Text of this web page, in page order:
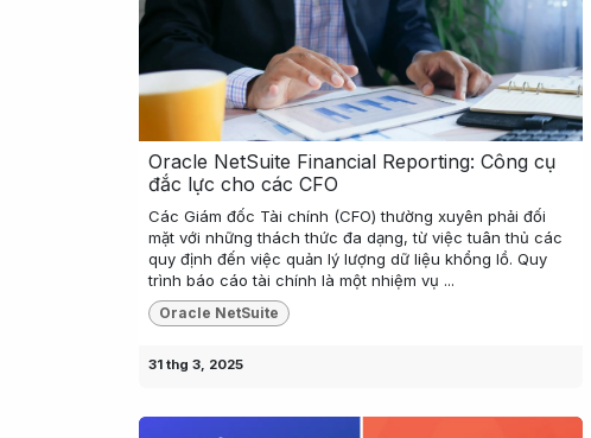
Oracle NetSuite Financial Reporting: Công cụ
đắc lực cho các CFO
Các Giám đốc Tài chính (CFO) thường xuyên phải đối
mặt với những thách thức đa dạng, từ việc tuân thủ các
quy định đến việc quản lý lượng dữ liệu khổng lồ. Quy
trình báo cáo tài chính là một nhiệm vụ ...
Oracle NetSuite
31 thg 3, 2025